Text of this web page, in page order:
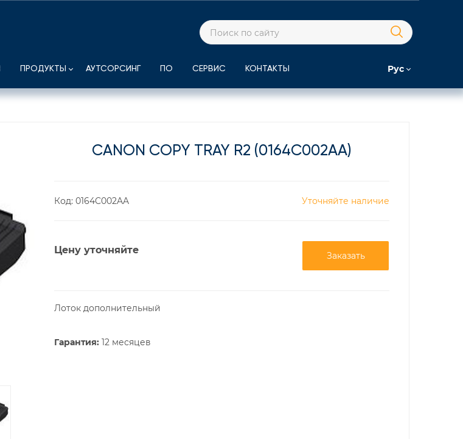
ПРОДУКТЫ АУТСОРСИНГ ПО СЕРВИС КОНТАКТЫ Рус
CANON COPY TRAY R2 (0164C002AA)
Код: 0164C002AA Уточняйте наличие
Цену уточняйте Заказать
Лоток дополнительный
Гарантия: 12 месяцев